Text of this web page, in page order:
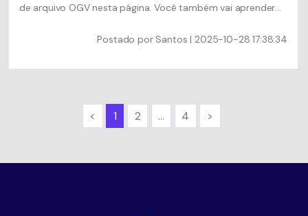
de arquivo OGV nesta página. Você também vai aprender
qualidade sem perdas.Postado por Santos | 2025-10-28 17:38:34
< 1 2 ... 4 >